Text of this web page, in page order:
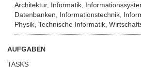
Architektur, Informatik,
Datenbanken, Informationstechnik,
Physik, Technische Informatik,
AUFGABEN
TASKS